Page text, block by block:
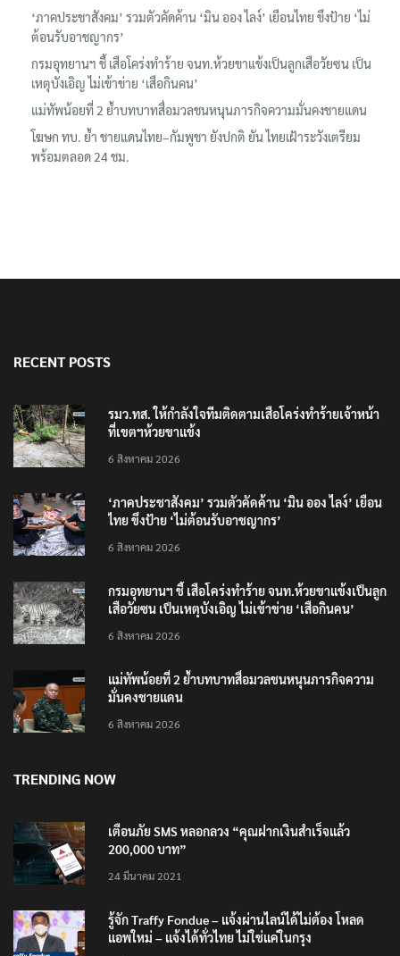
‘ภาคประชาสังคม’ รวมตัวคัดค้าน ‘มิน ออง ไลง์’ เยือนไทย ขึงป้าย ‘ไม่
ต้อนรับอาชญากร’
กรมอุทยานฯ ชี้ เสือโคร่งทำร้าย จนท.ห้วยขาแข้งเป็นลูกเสือวัยซน เป็น
เหตุบังเอิญ ไม่เข้าข่าย ‘เสือกินคน’
แม่ทัพน้อยที่ 2 ย้ำบทบาทสื่อมวลชนหนุนภารกิจความมั่นคงชายแดน
โฆษก ทบ. ย้ำ ชายแดนไทย–กัมพูชา ยังปกติ ยัน ไทยเฝ้าระวังเตรียม
พร้อมตลอด 24 ชม.
RECENT POSTS
รมว.ทส. ให้กำลังใจทีมติดตามเสือโคร่งทำร้ายเจ้าหน้า
ที่เขตฯห้วยขาแข้ง
6 สิงหาคม 2026
‘ภาคประชาสังคม’ รวมตัวคัดค้าน ‘มิน ออง ไลง์’ เยือน
ไทย ขึงป้าย ‘ไม่ต้อนรับอาชญากร’
6 สิงหาคม 2026
กรมอุทยานฯ ชี้ เสือโคร่งทำร้าย จนท.ห้วยขาแข้งเป็นลูก
เสือวัยซน เป็นเหตุบังเอิญ ไม่เข้าข่าย ‘เสือกินคน’
6 สิงหาคม 2026
แม่ทัพน้อยที่ 2 ย้ำบทบาทสื่อมวลชนหนุนภารกิจความ
มั่นคงชายแดน
6 สิงหาคม 2026
TRENDING NOW
เตือนภัย SMS หลอกลวง “คุณฝากเงินสำเร็จแล้ว
200,000 บาท”
24 มีนาคม 2021
รู้จัก Traffy Fondue – แจ้งผ่านไลน์ได้ไม่ต้อง โหลด
แอพใหม่ – แจ้งได้ทั่วไทย ไม่ใช่แค่ในกรุง